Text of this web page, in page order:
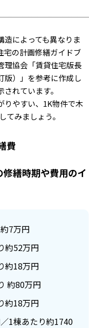
によっても異なりま
宅の計画修繕ガイドブ
理協会「賃貸住宅版長
版）」を参考に作成し
れています。
りやすい、1K物件で木
てみましょう。
費
繕時期や費用のイ
7万円
約52万円
約18万円
約80万円
約18万円
1棟あたり約1740